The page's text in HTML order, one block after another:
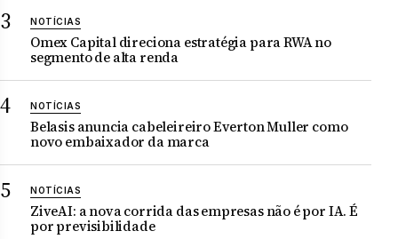
NOTÍCIAS
Omex Capital direciona estratégia para RWA no
segmento de alta renda
NOTÍCIAS
Belasis anuncia cabeleireiro Everton Muller como
novo embaixador da marca
NOTÍCIAS
ZiveAI: a nova corrida das empresas não é por IA. É
por previsibilidade